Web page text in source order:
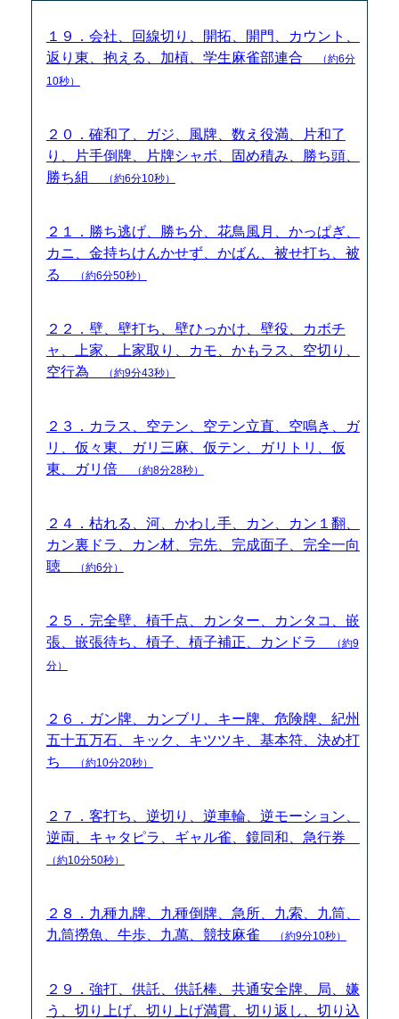
１９．会社、回線切り、開拓、開門、カウント、
返り東、抱える、加槓、学生麻雀部連合
（約6分
10秒）
２０．確和了、ガジ、風牌、数え役満、片和了
り、片手倒牌、片牌シャボ、固め積み、勝ち頭、
勝ち組
（約6分10秒）
２１．勝ち逃げ、勝ち分、花鳥風月、かっぱぎ、
カニ、金持ちけんかせず、かばん、被せ打ち、被
る
（約6分50秒）
２２．壁、壁打ち、壁ひっかけ、壁役、カボチ
ャ、上家、上家取り、カモ、かもラス、空切り、
空行為
（約9分43秒）
２３．カラス、空テン、空テン立直、空鳴き、ガ
リ、仮々東、ガリ三麻、仮テン、ガリトリ、仮
東、ガリ倍
（約8分28秒）
２４．枯れる、河、かわし手、カン、カン１翻、
カン裏ドラ、カン材、完先、完成面子、完全一向
聴
（約6分）
２５．完全壁、槓千点、カンター、カンタコ、嵌
張、嵌張待ち、槓子、槓子補正、カンドラ
（約9
分）
２６．ガン牌、カンブリ、キー牌、危険牌、紀州
五十五万石、キック、キツツキ、基本符、決め打
ち
（約10分20秒）
２７．客打ち、逆切り、逆車輪、逆モーション、
逆両、キャタピラ、ギャル雀、鏡同和、急行券
（約10分50秒）
２８．九種九牌、九種倒牌、急所、九索、九筒、
九筒撈魚、牛歩、九萬、競技麻雀
（約9分10秒）
２９．強打、供託、供託棒、共通安全牌、局、嫌
う、切り上げ、切り上げ満貫、切り返し、切り込